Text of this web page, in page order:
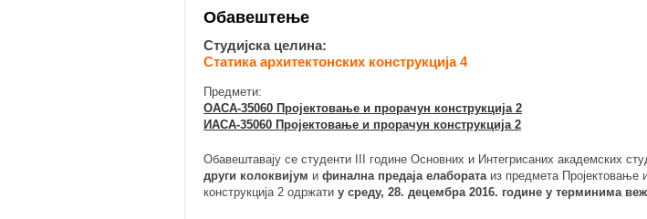
Обавештење
Студијска целина:
Статика архитектонских конструкција 4
Предмети:
ОАСА-35060 Пројектовање и прорачун конструкција 2
ИАСА-35060 Пројектовање и прорачун конструкција 2
Обавештавају се студенти III године Основних и Интегрисаних академских
други колоквијум и финална предаја елаборатаиз предмета Пројектовање
конструкција 2 одржати у среду, 28. децембра 2016. године у терминима